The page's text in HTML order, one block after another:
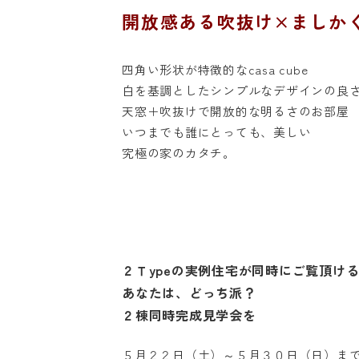
開放感ある吹抜け×ましか
四角い形状が特徴的なcasa cube
白を基調としたシンプルなデザインの良
天窓＋吹抜けで開放的な明るさのお部屋
いつまでも誰にとっても、美しい
究極の家のカタチ。
２Ｔypeの実例住宅が同時にご覧頂ける
あなたは、どっち派？
２棟同時完成見学会を
５月２２日（土）～５月３０日（日）ま